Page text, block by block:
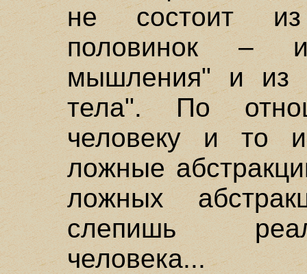
не состоит из
половинок –
мышления" и из
тела". По
человеку и то
ложные
ложных
слепишь
человека...